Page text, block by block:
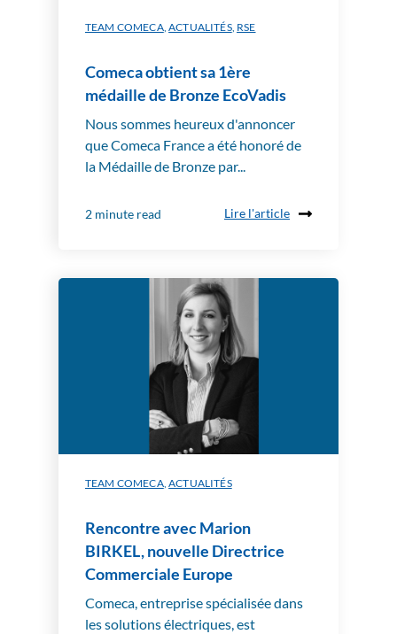
TEAM COMECA,ACTUALITÉS, RSE
Comeca obtient sa 1ère
médaille de Bronze EcoVadis
Nous sommes heureux d'annoncer
que Comeca France a été honoré de
la Médaille de Bronze par...
2 minute read Lire l'article
TEAM COMECA,ACTUALITÉS
Rencontre avec Marion
BIRKEL, nouvelle Directrice
Commerciale Europe
Comeca, entreprise spécialisée dans
les solutions électriques, est